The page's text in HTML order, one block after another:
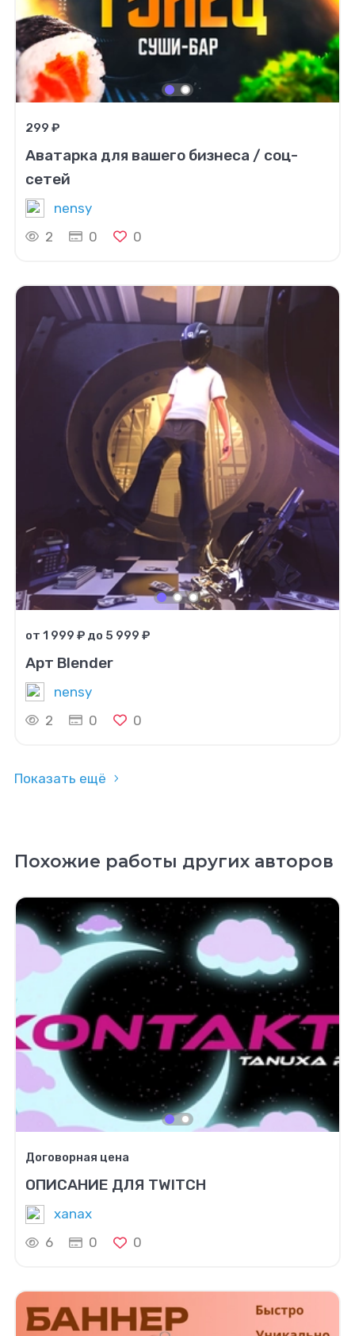
299 ₽
Аватарка для вашего бизнеса / соц-
сетей
nensy
2
0 0
от 1 999 ₽ до 5 999 ₽
Арт Blender
nensy
2
0 0
Показать ещё
Похожие работы других авторов
Договорная цена
ОПИСАНИЕ ДЛЯ TWITCH
xanax
6
0 0